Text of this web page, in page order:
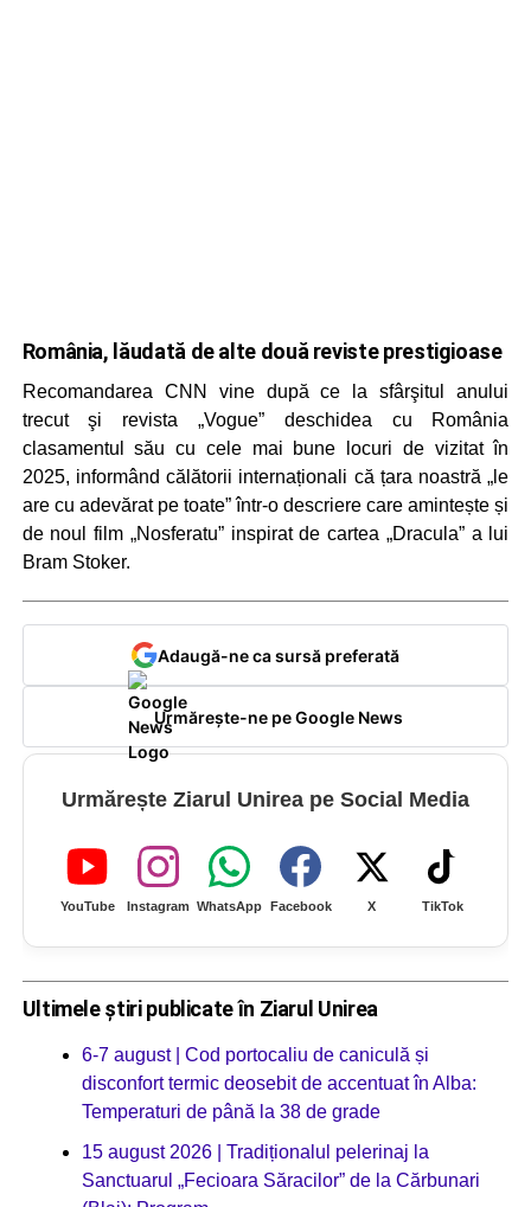
România, lăudată de alte două reviste prestigioase
Recomandarea CNN vine după ce la sfârşitul anului
trecut şi revista „Vogue” deschidea cu România
clasamentul său cu cele mai bune locuri de vizitat în
2025, informând călătorii internaționali că țara noastră „le
are cu adevărat pe toate” într-o descriere care amintește și
de noul film „Nosferatu” inspirat de cartea „Dracula” a lui
Bram Stoker.
Adaugă-ne ca sursă preferată
Urmărește-ne pe Google News
Urmărește Ziarul Unirea pe Social Media
YouTube Instagram WhatsApp Facebook X TikTok
Ultimele știri publicate în Ziarul Unirea
6-7 august | Cod portocaliu de caniculă și
disconfort termic deosebit de accentuat în Alba:
Temperaturi de până la 38 de grade
15 august 2026 | Tradiționalul pelerinaj la
Sanctuarul „Fecioara Săracilor” de la Cărbunari